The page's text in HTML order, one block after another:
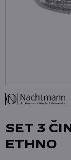
SET 3
ETHNO